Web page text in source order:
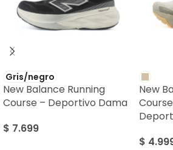
Gris/negro
New Balance Running
Course – Deportivo Dama
$ 7.699
New
$